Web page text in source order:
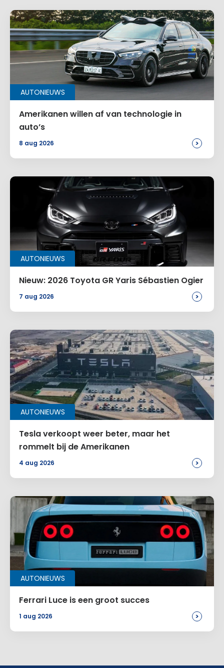
AUTONIEUWS
Amerikanen willen af van technologie in
auto’s
8 aug 2026 >
AUTONIEUWS
Nieuw: 2026 Toyota GR Yaris Sébastien Ogier
7 aug 2026 >
AUTONIEUWS
Tesla verkoopt weer beter, maar het
rommelt bij de Amerikanen
4 aug 2026 >
AUTONIEUWS
Ferrari Luce is een groot succes
1 aug 2026 >